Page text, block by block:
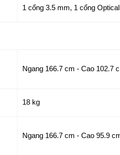
1 cổng 3.5 mm, 1 cổng
Ngang 166.7 cm - Cao 102.7
18 kg
Ngang 166.7 cm - Cao 95.9